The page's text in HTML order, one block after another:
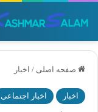
صفحه اصلی / اخبار
اخبار اخبار اجتماعی